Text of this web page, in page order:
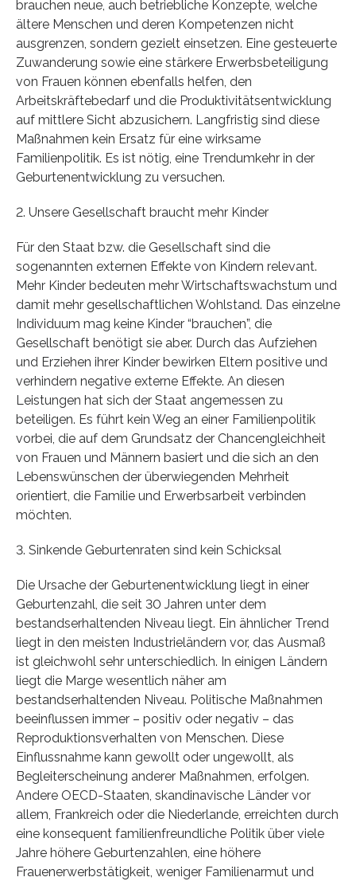
brauchen neue, auch betriebliche Konzepte, welche
ältere Menschen und deren Kompetenzen nicht
ausgrenzen, sondern gezielt einsetzen. Eine gesteuerte
Zuwanderung sowie eine stärkere Erwerbsbeteiligung
von Frauen können ebenfalls helfen, den
Arbeitskräftebedarf und die Produktivitätsentwicklung
auf mittlere Sicht abzusichern. Langfristig sind diese
Maßnahmen kein Ersatz für eine wirksame
Familienpolitik. Es ist nötig, eine Trendumkehr in der
Geburtenentwicklung zu versuchen.
2. Unsere Gesellschaft braucht mehr Kinder
Für den Staat bzw. die Gesellschaft sind die
sogenannten externen Effekte von Kindern relevant.
Mehr Kinder bedeuten mehr Wirtschaftswachstum und
damit mehr gesellschaftlichen Wohlstand. Das einzelne
Individuum mag keine Kinder “brauchen”, die
Gesellschaft benötigt sie aber. Durch das Aufziehen
und Erziehen ihrer Kinder bewirken Eltern positive und
verhindern negative externe Effekte. An diesen
Leistungen hat sich der Staat angemessen zu
beteiligen. Es führt kein Weg an einer Familienpolitik
vorbei, die auf dem Grundsatz der Chancengleichheit
von Frauen und Männern basiert und die sich an den
Lebenswünschen der überwiegenden Mehrheit
orientiert, die Familie und Erwerbsarbeit verbinden
möchten.
3. Sinkende Geburtenraten sind kein Schicksal
Die Ursache der Geburtenentwicklung liegt in einer
Geburtenzahl, die seit 30 Jahren unter dem
bestandserhaltenden Niveau liegt. Ein ähnlicher Trend
liegt in den meisten Industrieländern vor, das Ausmaß
ist gleichwohl sehr unterschiedlich. In einigen Ländern
liegt die Marge wesentlich näher am
bestandserhaltenden Niveau. Politische Maßnahmen
beeinflussen immer – positiv oder negativ – das
Reproduktionsverhalten von Menschen. Diese
Einflussnahme kann gewollt oder ungewollt, als
Begleiterscheinung anderer Maßnahmen, erfolgen.
Andere OECD-Staaten, skandinavische Länder vor
allem, Frankreich oder die Niederlande, erreichten durch
eine konsequent familienfreundliche Politik über viele
Jahre höhere Geburtenzahlen, eine höhere
Frauenerwerbstätigkeit, weniger Familienarmut und